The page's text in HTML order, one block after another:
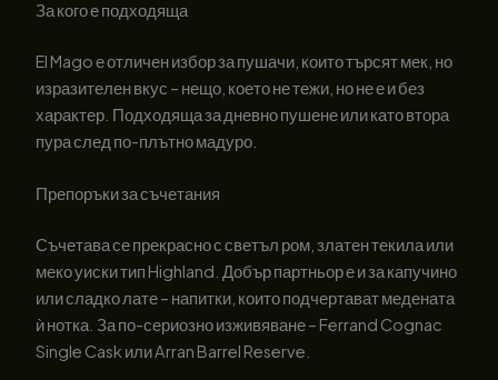
За кого е подходяща
El Mago е отличен избор за пушачи, които търсят мек, но
изразителен вкус – нещо, което не тежи, но не е и без
характер. Подходяща за дневно пушене или като втора
пура след по-плътно мадуро.
Препоръки за съчетания
Съчетава се прекрасно с светъл ром, златен текила или
меко уиски тип Highland. Добър партньор е и за капучино
или сладко лате – напитки, които подчертават медената
ѝ нотка. За по-сериозно изживяване – Ferrand Cognac
Single Cask или Arran Barrel Reserve.